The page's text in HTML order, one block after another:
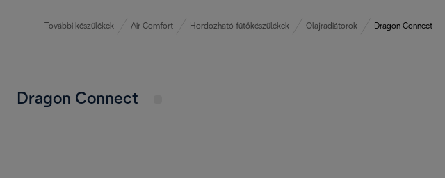
További készülékek Air Comfort Hordozható fűtőkészülékek Olajradiátorok Dragon Connect
Dragon Connect